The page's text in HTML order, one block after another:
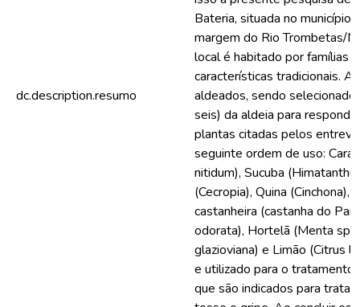
dc.description.resumo
Bateria, situada no município
margem do Rio Trombetas/
local é habitado por famílias
características tradicionais.
aldeados, sendo
seis) da aldeia para
plantas citadas pelos
seguinte ordem de uso:
nitidum), Sucuba
(Cecropia), Quina
castanheira (castanha do
odorata), Hortelã (Menta
glazioviana) e Limão (Citrus
e utilizado para o tratamento
que são indicados para tratar